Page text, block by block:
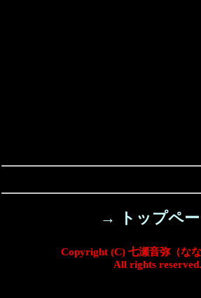
→ トップペ
Copyright (C) 七瀬音弥（なな
All rights reserved.